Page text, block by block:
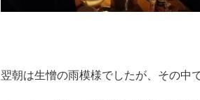
翌朝は生憎の雨模様でしたが、その中